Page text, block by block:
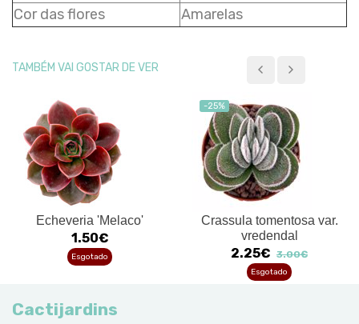
Cor das flores
Amarelas
TAMBÉM VAI GOSTAR DE VER
Echeveria 'Melaco'
1.50€
Esgotado
-25%
Crassula tomentosa var.
vredendal
2.25€ 3.00€
Esgotado
Cactijardins